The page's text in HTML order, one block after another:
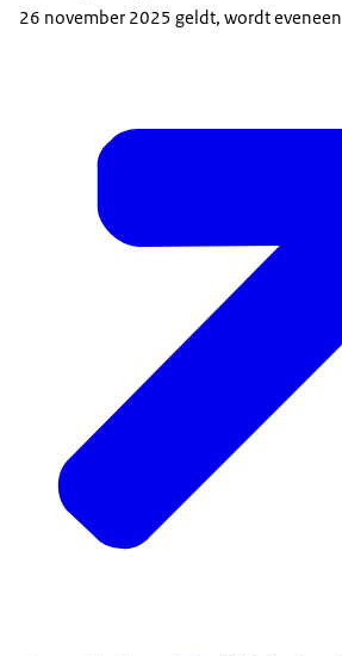
26 november 2025 geldt, wordt